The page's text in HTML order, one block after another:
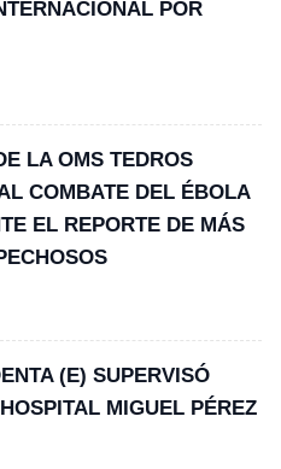
POR
LA OMS TEDROS
COMBATE DEL ÉBOLA
EL REPORTE DE MÁS
(E) SUPERVISÓ
MIGUEL PÉREZ